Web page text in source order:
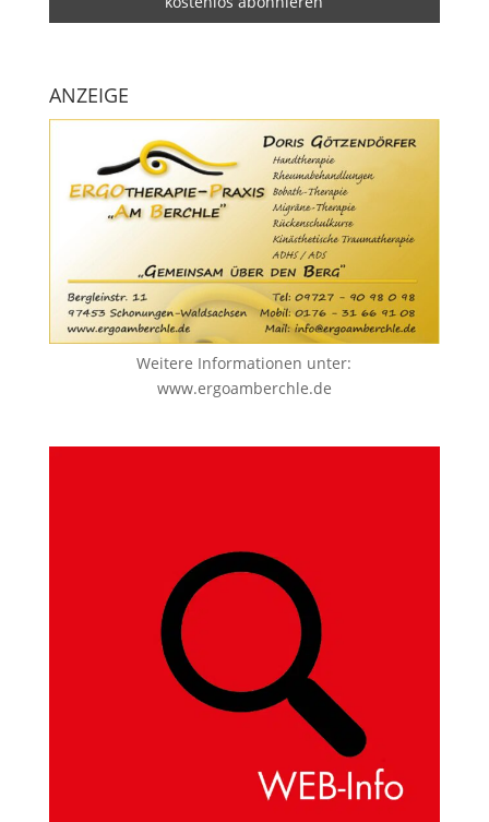
ANZEIGE
Weitere Informationen unter:
www.ergoamberchle.de